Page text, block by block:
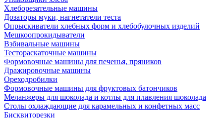
Хлеборезательные машины
Дозаторы муки, нагнетатели теста
Опрыскиватели хлебных форм и хлебобулочных изделий
Мешкоопрокидыватели
Взбивальные машины
Тестораскаточные машины
Формовочные машины для печенья, пряников
Дражировочные машины
Ореходробилки
Формовочные машины для фруктовых батончиков
Меланжеры для шоколада и котлы для плавления шоколада
Столы охлаждающие для карамельных и конфетных масс
Бисквиторезки